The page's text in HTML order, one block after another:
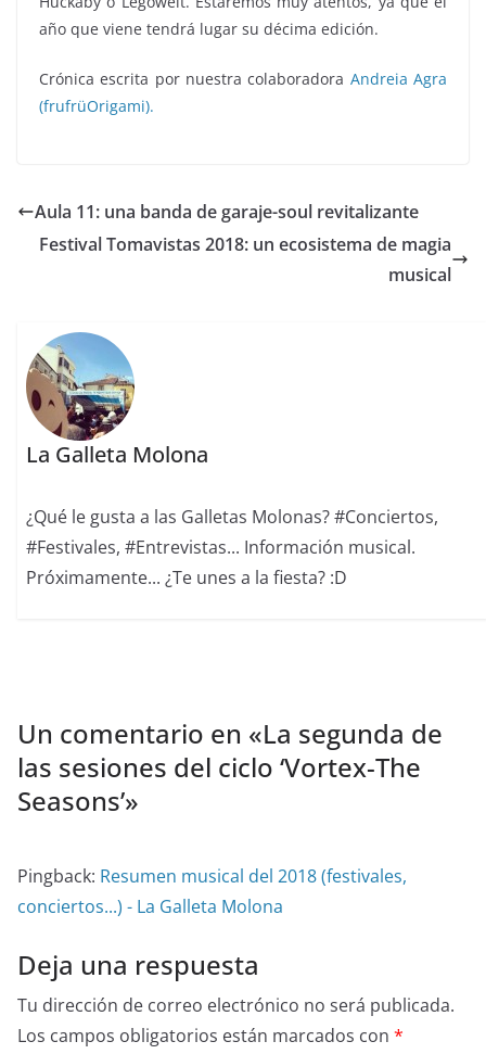
año que viene tendrá lugar su décima edición.
Crónica escrita por nuestra colaboradora Andreia Agra
(frufrüOrigami).
Aula 11: una banda de garaje-soul revitalizante
Festival Tomavistas 2018: un ecosistema de magia
musical
La Galleta Molona
¿Qué le gusta a las Galletas Molonas? #Conciertos,
#Festivales, #Entrevistas... Información musical.
Próximamente... ¿Te unes a la fiesta? :D
Un comentario en «La segunda de
las sesiones del ciclo ‘Vortex-The
Seasons’»
Pingback: Resumen musical del 2018 (festivales,
conciertos...) - La Galleta Molona
Deja una respuesta
Tu dirección de correo electrónico no será publicada.
Los campos obligatorios están marcados con *